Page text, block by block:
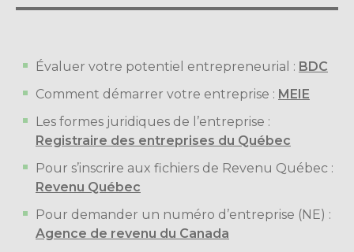
Évaluer votre potentiel entrepreneurial : BDC
Comment démarrer votre entreprise : MEIE
Les formes juridiques de l’entreprise :
Registraire des entreprises du Québec
Pour s’inscrire aux fichiers de Revenu Québec :
Revenu Québec
Pour demander un numéro d’entreprise (NE) :
Agence de revenu du Canada